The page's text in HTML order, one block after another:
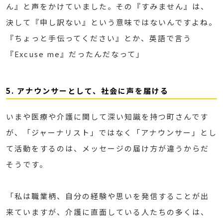
ん』と声をかけていました。その『すみません』は、
決して『申し訳ない』という意味ではないんですよね。
『ちょっと手伝ってください』とか、英語で言う
『Excuse me』だったんだなって」
5. アナウンサーとして、社会に声を届ける
いまや医療や介護に関して深い知識を持つ町さんです
が、「ジャーナリスト」ではなく「アナウンサー」とし
て活動をするのは、メッセージの届け方が違うからだ
そうです。
「私は職業柄、自分の経験や思いを発信することが出
来ていますが、介護に直面している人たちの多くは、